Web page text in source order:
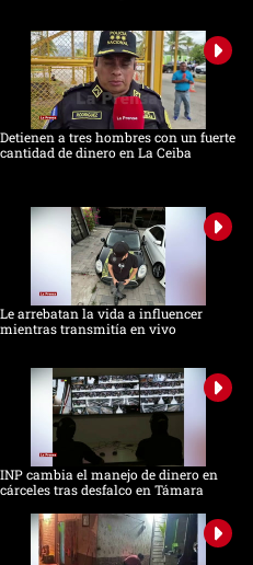
Detienen a tres hombres con un fuerte
cantidad de dinero en La Ceiba
Le arrebatan la vida a influencer
mientras transmitía en vivo
INP cambia el manejo de dinero en
cárceles tras desfalco en Támara